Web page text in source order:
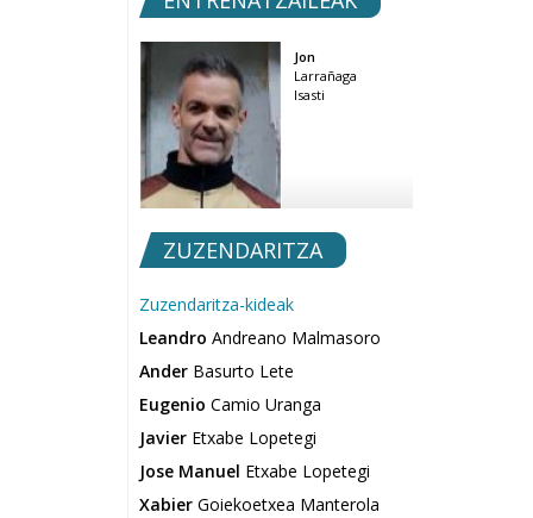
Jon
Larrañaga
Isasti
ZUZENDARITZA
Zuzendaritza-kideak
Leandro Andreano Malmasoro
Ander Basurto Lete
Eugenio Camio Uranga
Javier Etxabe Lopetegi
Jose Manuel Etxabe Lopetegi
Xabier Goiekoetxea Manterola